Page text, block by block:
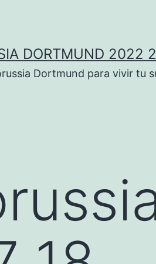
DORTMUND 2022
Dortmund para vivir tu